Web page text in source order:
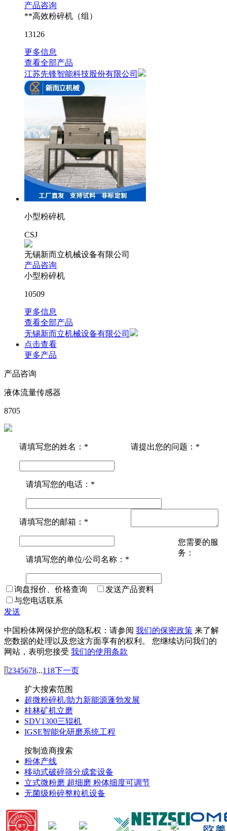
产品咨询
**高效粉碎机（组）
13126
更多信息
查看全部产品
江苏先锋智能科技股份有限公司
小型粉碎机
CSJ
无锡新而立机械设备有限公司
产品咨询
小型粉碎机
10509
更多信息
查看全部产品
无锡新而立机械设备有限公司
点击查看
更多产品
产品咨询
液体流量传感器
8705
请填写您的姓名：*
请填写您的电话：*
请填写您的邮箱：*
请填写您的单位/公司名称：*
请提出您的问题：*
您需要的服
务：
询盘报价、价格查询
发送产品资料
与您电话联系
发送
中国粉体网保护您的隐私权：请参阅 我们的保密政策 来了解
您数据的处理以及您这方面享有的权利。 您继续访问我们的
网站，表明您接受 我们的使用条款
1 2345678...118下一页
扩大搜索范围
超微粉碎机/助力新能源蓬勃发展
桂林矿机立磨
SDV1300三辊机
IGSE智能化研磨系统工程
按制造商搜索
粉体产线
移动式破碎筛分成套设备
立式微粉磨 超细磨 粉体细度可调节
无菌级粉碎整粒机设备